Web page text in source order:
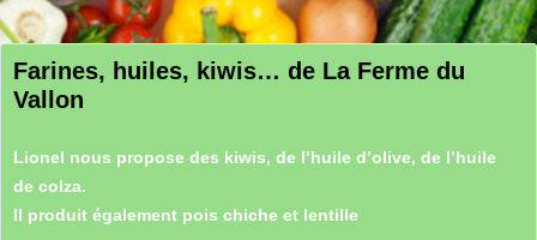
Farines, huiles, kiwis… de La Ferme du
Vallon
Lionel nous propose des kiwis, de l’huile d’olive, de l’huile
de colza.
Il produit également pois chiche et lentille